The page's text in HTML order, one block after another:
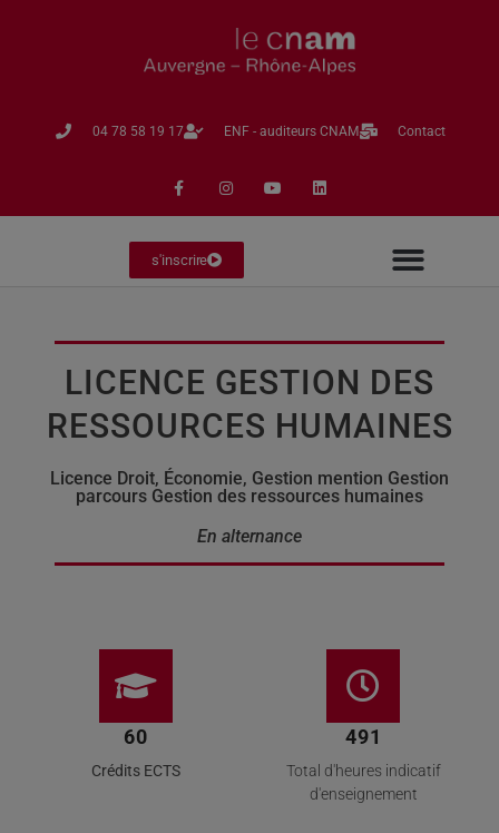
04 78 58 19 17​ ENF - auditeurs CNAM Contact
s'inscrire
LICENCE GESTION DES
RESSOURCES HUMAINES
Licence Droit, Économie, Gestion mention Gestion
parcours Gestion des ressources humaines
En alternance
60
Crédits ECTS
491
Total d'heures indicatif
d'enseignement​